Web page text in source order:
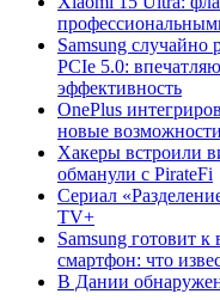
Samsung случайно
PCIe 5.0:
эффективность
OnePlus
новые
Хакеры встроили
обманули с PirateFi
Сериал
TV+
Samsung готовит
смартфон: что
В Дании